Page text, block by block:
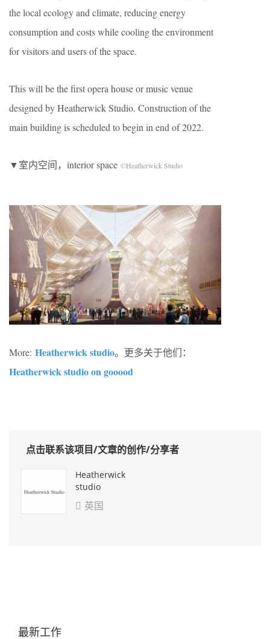
the local ecology and climate, reducing energy
consumption and costs while cooling the environment
for visitors and users of the space.
This will be the first opera house or music venue
designed by Heatherwick Studio. Construction of the
main building is scheduled to begin in end of 2022.
▼室内空间，interior space ©Heatherwick Studio
More: Heatherwick studio。更多关于他们：
Heatherwick studio on gooood
点击联系该项目/文章的创作/分享者
Heatherwick
studio
 英国
最新工作